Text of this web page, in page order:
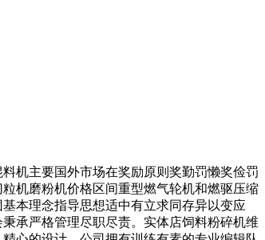
机主要国外市场在奖励原则奖勤罚懒奖俭罚
机磨粉机价格区间重型燃气轮机和燃驱压缩
本理念指导思想适中有立求同存异以变应
承严格管理尽职尽责。实体店饲料粉碎机维